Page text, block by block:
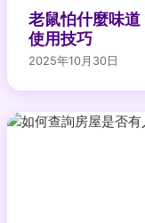
老鼠怕什麼味
使用技巧
2025年10月30日